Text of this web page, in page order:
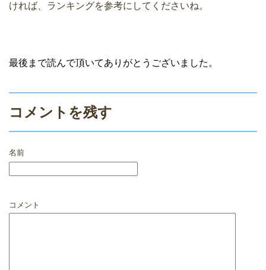
ければ、ランキングを参考にしてくださいね。
最後まで読んで頂いてありがとうございました。
コメントを残す
名前
コメント